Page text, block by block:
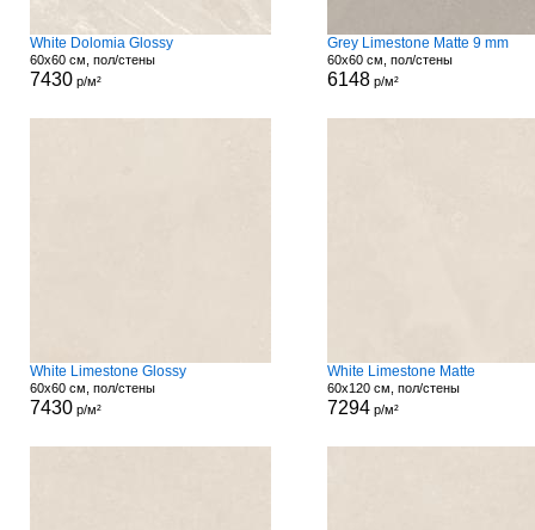
White Dolomia Glossy
60x60 см, пол/стены
7430 р/м²
Grey Limestone Matte 9 mm
60x60 см, пол/стены
6148 р/м²
White Limestone Glossy
60x60 см, пол/стены
7430 р/м²
White Limestone Matte
60x120 см, пол/стены
7294 р/м²